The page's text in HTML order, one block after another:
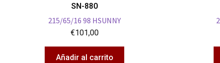
SN-880
215/65/16 98 HSUNNY
€101,00
Añadir al carrito